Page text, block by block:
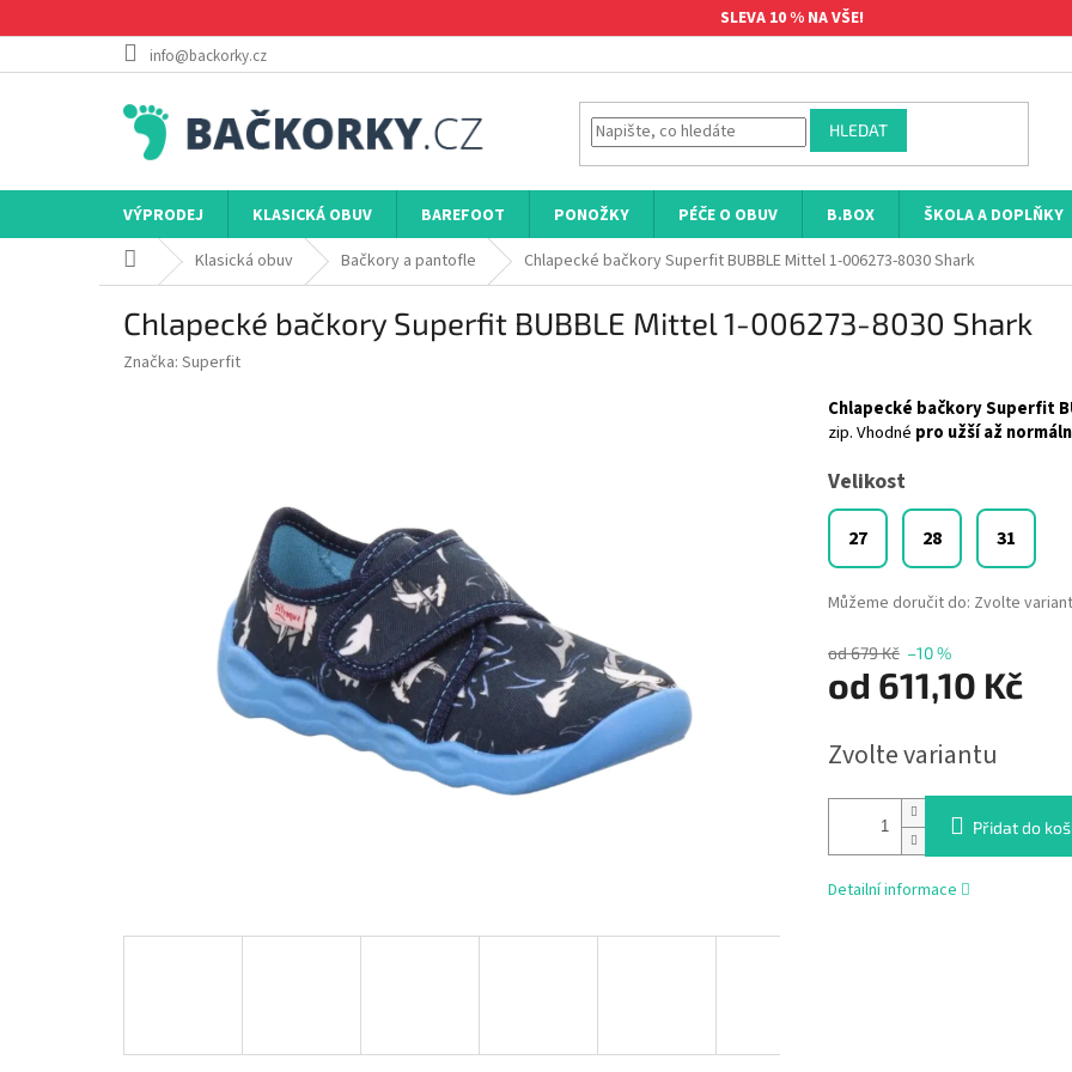
na
SLEVA 10 % NA VŠE!
info@backorky.cz
HLEDAT
VÝPRODEJ KLASICKÁ OBUV BAREFOOT PONOŽKY PÉČE O OBUV B.BOX ŠKOLA A DOPLŇKY
Domů Klasická obuv Bačkory a pantofle Chlapecké bačkory Superfit BUBBLE Mittel 1-006273-8030 Shark
Chlapecké bačkory Superfit BUBBLE Mittel 1-006273-8030 Shark
Značka: Superfit
od 679 Kč –10 %
od 611,10 Kč
cena:
Zvolte variantu
Velikost
27 28 31
Můžeme doručit do: Zvolte
Přidat do
Chlapecké bačkory Superfit
zip. Vhodné pro užší až
Detailní informace